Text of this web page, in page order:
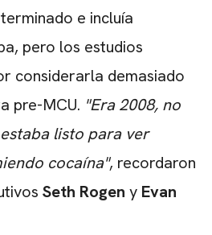
e incluía
pero los estudios
considerarla demasiado
pre-MCU. "Era 2008, no
listo para ver
cocaína", recordaron
Seth Rogen y Evan